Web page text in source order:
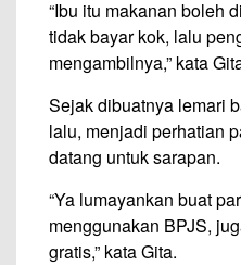
“Ibu itu makanan boleh
tidak bayar kok, lalu
mengambilnya,” kata
Sejak dibuatnya lemari
lalu, menjadi perhatian
datang untuk sarapan.
“Ya lumayankan buat
menggunakan BPJS,
gratis,” kata Gita.